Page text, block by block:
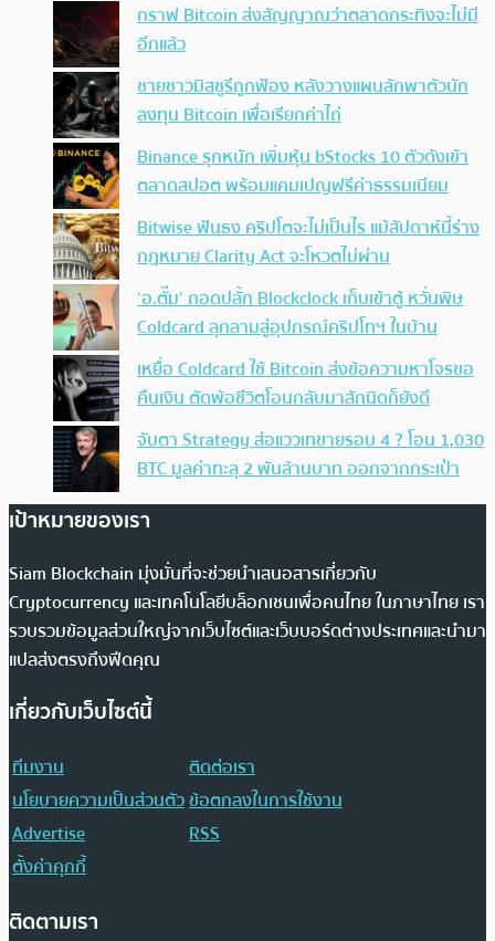
กราฟ Bitcoin ส่งสัญญาณว่าตลาดกระทิงจะไม่มี
อีกแล้ว
ชายชาวมิสซูรีถูกฟ้อง หลังวางแผนลักพาตัวนัก
ลงทุน Bitcoin เพื่อเรียกค่าไถ่
Binance รุกหนัก เพิ่มหุ้น bStocks 10 ตัวดังเข้า
ตลาดสปอต พร้อมแคมเปญฟรีค่าธรรมเนียม
Bitwise ฟันธง คริปโตจะไม่เป็นไร แม้สัปดาห์นี้ร่าง
กฎหมาย Clarity Act จะโหวตไม่ผ่าน
‘อ.ตั๊ม’ ถอดปลั้ก Blockclock เก็บเข้าตู้ หวั่นพิษ
Coldcard ลุกลามสู่อุปกรณ์คริปโทฯ ในบ้าน
เหยื่อ Coldcard ใช้ Bitcoin ส่งข้อความหาโจรขอ
คืนเงิน ตัดพ้อชีวิตโอนกลับมาสักนิดก็ยังดี
จับตา Strategy ส่อแววเทขายรอบ 4 ? โอน 1,030
BTC มูลค่าทะลุ 2 พันล้านบาท ออกจากกระเป๋า
เป้าหมายของเรา
Siam Blockchain มุ่งมั่นที่จะช่วยนำเสนอสารเกี่ยวกับ
Cryptocurrency และเทคโนโลยีบล็อกเชนเพื่อคนไทย ในภาษาไทย เรา
รวบรวมข้อมูลส่วนใหญ่จากเว็บไซต์และเว็บบอร์ดต่างประเทศและนำมา
แปลส่งตรงถึงฟีดคุณ
เกี่ยวกับเว็บไซต์นี้
ทีมงาน
ติดต่อเรา
นโยบายความเป็นส่วนตัวข้อตกลงในการใช้งาน
Advertise
RSS
ตั้งค่าคุกกี้
ติดตามเรา